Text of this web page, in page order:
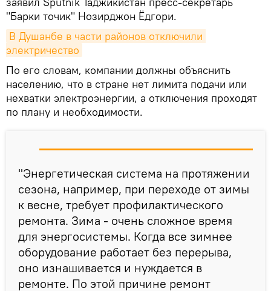
"Барки точик" Нозирджон Ёдгори.
В Душанбе в части районов отключили
электричество
По его словам, компании должны объяснить
населению, что в стране нет лимита подачи или
нехватки электроэнергии, а отключения проходят
по плану и необходимости.
"Энергетическая система на протяжении
сезона, например, при переходе от зимы
к весне, требует профилактического
ремонта. Зима - очень сложное время
для энергосистемы. Когда все зимнее
оборудование работает без перерыва,
оно изнашивается и нуждается в
ремонте. По этой причине ремонт